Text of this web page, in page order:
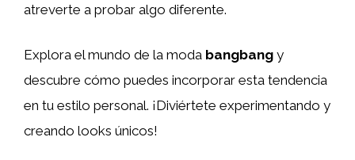
atreverte a probar algo diferente.
Explora el mundo de la moda bangbang y
descubre cómo puedes incorporar esta tendencia
en tu estilo personal. ¡Diviértete experimentando y
creando looks únicos!